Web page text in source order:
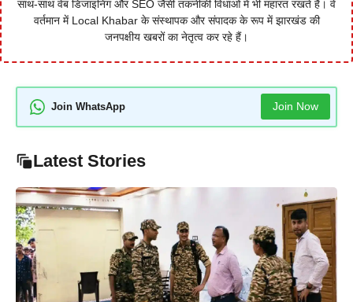
साथ-साथ वेब डिजाइनिंग और SEO जैसी तकनीकी विधाओं में भी महारत रखते हैं। वे
वर्तमान में Local Khabar के संस्थापक और संपादक के रूप में झारखंड की
जनपक्षीय खबरों का नेतृत्व कर रहे हैं।
Join WhatsApp Join Now
Latest Stories